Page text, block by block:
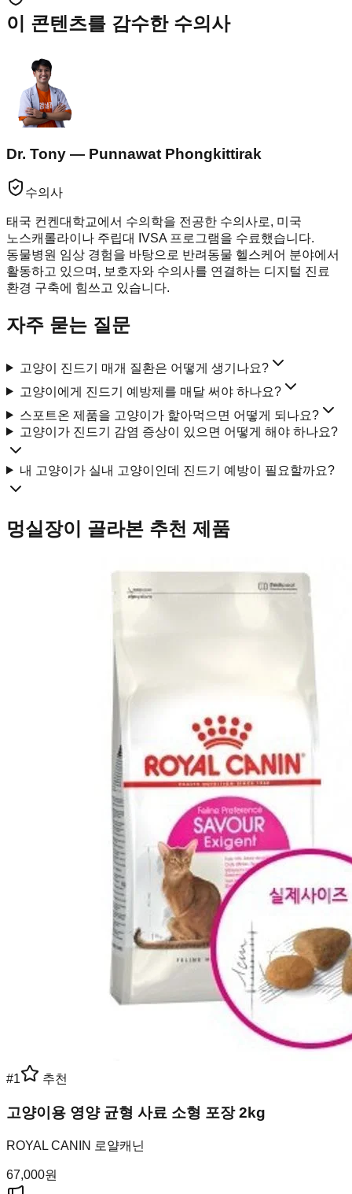
이 콘텐츠를 감수한 수의사
Dr. Tony — Punnawat Phongkittirak
수의사
태국 컨켄대학교에서 수의학을 전공한 수의사로, 미국
노스캐롤라이나 주립대 IVSA 프로그램을 수료했습니다.
동물병원 임상 경험을 바탕으로 반려동물 헬스케어 분야에서
활동하고 있으며, 보호자와 수의사를 연결하는 디지털 진료
환경 구축에 힘쓰고 있습니다.
자주 묻는 질문
고양이 진드기 매개 질환은 어떻게 생기나요?
고양이에게 진드기 예방제를 매달 써야 하나요?
스포트온 제품을 고양이가 핥아먹으면 어떻게 되나요?
고양이가 진드기 감염 증상이 있으면 어떻게 해야 하나요?
내 고양이가 실내 고양이인데 진드기 예방이 필요할까요?
멍실장이 골라본 추천 제품
#1 추천
고양이용 영양 균형 사료 소형 포장 2kg
ROYAL CANIN 로얄캐닌
67,000원